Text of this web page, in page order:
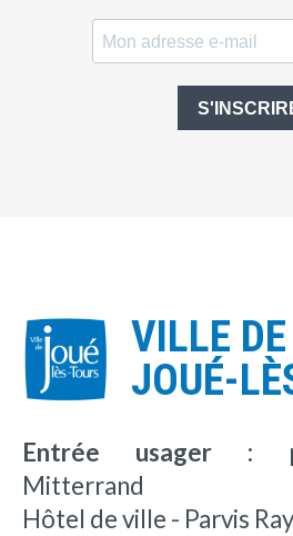
VILLE DE
JOUÉ-
Entrée usager :
Mitterrand
Hôtel de ville - Parvis